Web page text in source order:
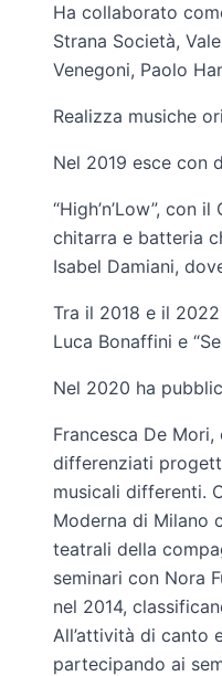
Ha collaborato
Strana Società,
Venegoni, Paolo
Realizza musiche
Nel 2019 esce con
“High’n’Low”,
chitarra e batteria
Isabel Damiani,
Tra il 2018 e il
Luca Bonaffini e
Nel 2020 ha
Francesca De
differenziati
musicali differenti.
Moderna di Milano
teatrali della
seminari con Nora
nel 2014,
All’attività di canto
partecipando ai